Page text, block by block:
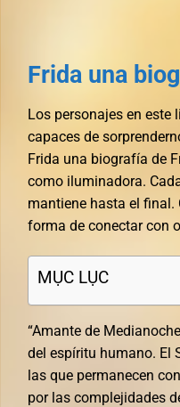
Frida una
Los personajes en
capaces de
Frida una biografía de
como iluminadora.
mantiene hasta el final.
forma de conectar con
MỤC LỤC
“Amante de
del espíritu humano. El
las que permanecen
por las complejidades